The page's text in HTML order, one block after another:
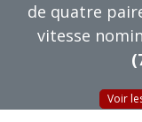
de quatre
vitesse
Voir